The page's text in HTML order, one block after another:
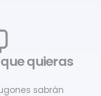
quieras
sabrán